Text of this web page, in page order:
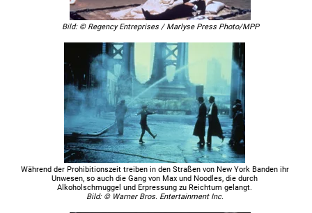
Bild: © Regency Entreprises / Marlyse Press Photo/MPP
Während der Prohibitionszeit treiben in den Straßen von New York Banden ihr
Unwesen, so auch die Gang von Max und Noodles, die durch
Alkoholschmuggel und Erpressung zu Reichtum gelangt.
Bild: © Warner Bros. Entertainment Inc.